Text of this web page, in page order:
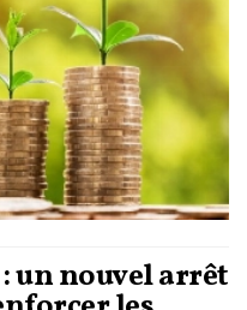
un nouvel arrêt